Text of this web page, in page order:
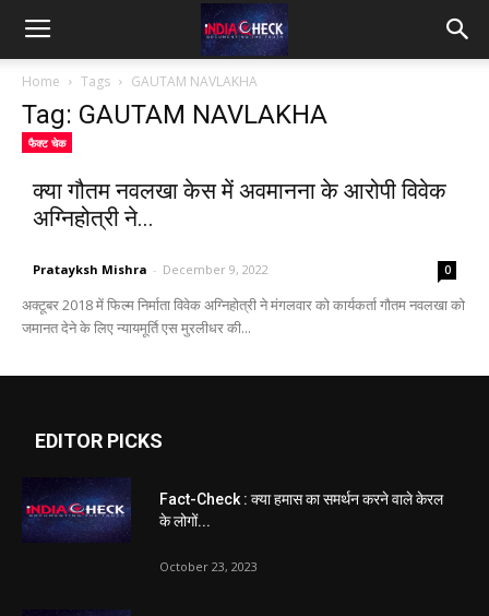
IndiaCheck
Home Tags GAUTAM NAVLAKHA
Tag: GAUTAM NAVLAKHA
फैक्ट चेक
क्या गौतम नवलखा केस में अवमानना के आरोपी विवेक
अग्निहोत्री ने...
Pratayksh Mishra - December 9, 2022 0
अक्टूबर 2018 में फिल्म निर्माता विवेक अग्निहोत्री ने मंगलवार को कार्यकर्ता गौतम नवलखा को
जमानत देने के लिए न्यायमूर्ति एस मुरलीधर की...
EDITOR PICKS
Fact-Check : क्या हमास का समर्थन करने वाले केरल
के लोगों...
October 23, 2023